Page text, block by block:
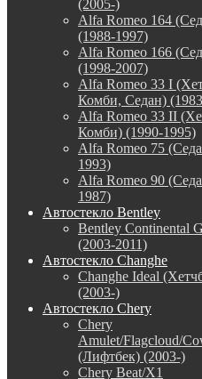
(2005-)
Alfa Romeo 164
(1988-1997)
Alfa Romeo 166
(1998-2007)
Alfa Romeo 33 I
Комби, Седан)
Alfa Romeo 33 II
Комби) (1990-1995)
Alfa Romeo 75
1993)
Alfa Romeo 90
1987)
Автостекло Bentley
Bentley Continental
(2003-2011)
Автостекло Changhe
Changhe Ideal
(2003-)
Автостекло Chery
Chery
Amulet/Flagcloud/
(Лифтбек) (2003-)
Chery Beat/X1